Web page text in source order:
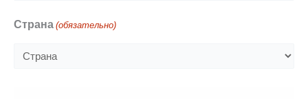
Страна (обязательно)